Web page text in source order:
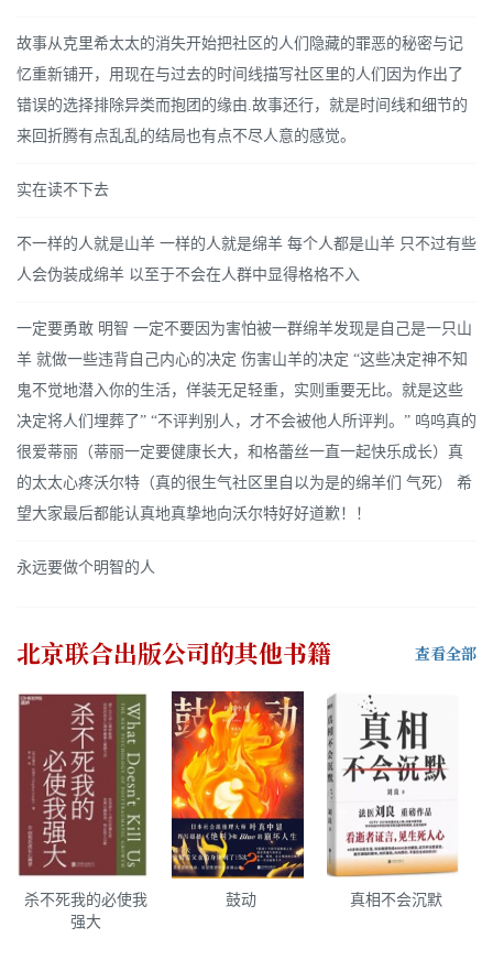
故事从克里希太太的消失开始把社区的人们隐藏的罪恶的秘密与记
忆重新铺开，用现在与过去的时间线描写社区里的人们因为作出了
错误的选择排除异类而抱团的缘由.故事还行，就是时间线和细节的
来回折腾有点乱乱的结局也有点不尽人意的感觉。
实在读不下去
不一样的人就是山羊 一样的人就是绵羊 每个人都是山羊 只不过有些
人会伪装成绵羊 以至于不会在人群中显得格格不入
一定要勇敢 明智 一定不要因为害怕被一群绵羊发现是自己是一只山
羊 就做一些违背自己内心的决定 伤害山羊的决定 “这些决定神不知
鬼不觉地潜入你的生活，佯装无足轻重，实则重要无比。就是这些
决定将人们埋葬了” “不评判别人，才不会被他人所评判。” 呜呜真的
很爱蒂丽（蒂丽一定要健康长大，和格蕾丝一直一起快乐成长）真
的太太心疼沃尔特（真的很生气社区里自以为是的绵羊们 气死） 希
望大家最后都能认真地真挚地向沃尔特好好道歉！！
永远要做个明智的人
北京联合出版公司 的其他书籍 查看全部
杀不死我的必使我
强大
鼓动 真相不会沉默